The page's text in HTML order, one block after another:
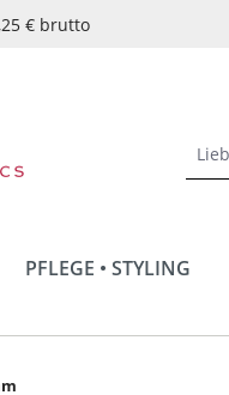
€ brutto
PFLEGE • STYLING